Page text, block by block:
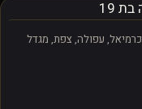
כרמיאל, עפולה, צפת, מגדל